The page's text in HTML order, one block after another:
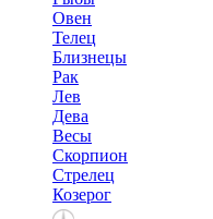
Овен
Телец
Близнецы
Рак
Лев
Дева
Весы
Скорпион
Стрелец
Козерог